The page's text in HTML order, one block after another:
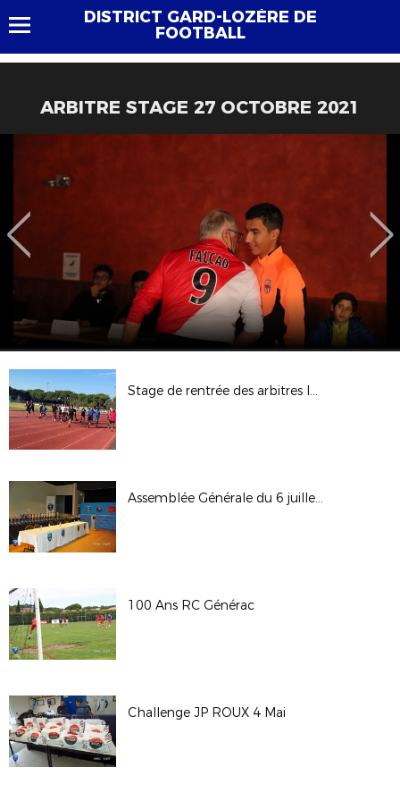
DISTRICT GARD-LOZÈRE DE
FOOTBALL
ARBITRE STAGE 27 OCTOBRE 2021
Stage de rentrée des arbitres le 31.08.24
Assemblée Générale du 6 juillet 2024
100 Ans RC Générac
Challenge JP ROUX 4 Mai